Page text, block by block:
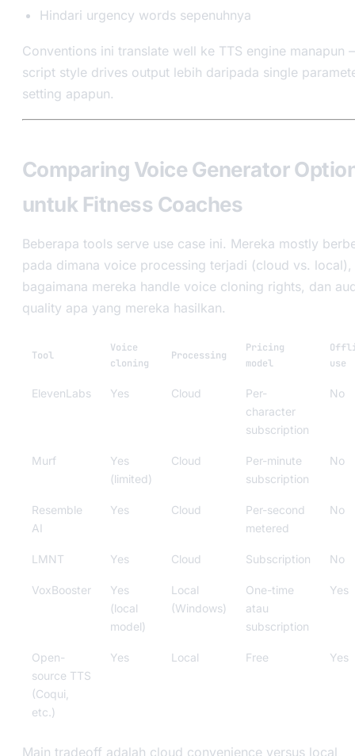
Hindari urgency words sepenuhnya
Conventions ini translate well ke TTS engine manapun
script style drives output lebih daripada single
setting apapun.
Comparing Voice Generator
untuk Fitness Coaches
Beberapa tools serve use case ini. Mereka mostly
pada dimana voice processing terjadi (cloud vs. local),
bagaimana mereka handle voice cloning rights, dan
quality apa yang mereka hasilkan.
Tool
Voice
cloning
Processing
Pricing
model
use
ElevenLabs Yes Cloud
Per-
character
subscription
No
Murf
Yes
(limited)
Cloud
Per-minute
subscription
No
Resemble
AI
Yes Cloud
Per-second
metered
No
LMNT Yes Cloud Subscription No
VoxBooster
Yes
(local
model)
Local
(Windows)
One-time
atau
subscription
Yes
Open-
source TTS
(Coqui,
etc.)
Yes Local Free Yes
Main tradeoff adalah cloud convenience versus local